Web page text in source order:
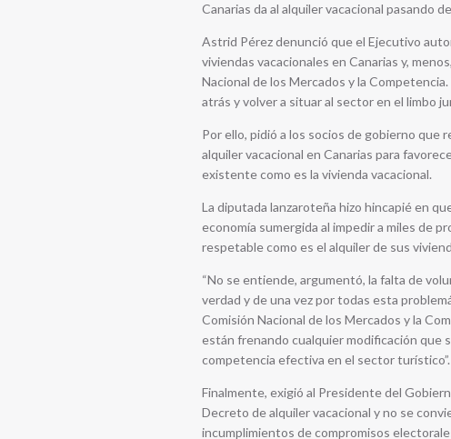
Canarias da al alquiler vacacional pasando
Astrid Pérez denunció que el Ejecutivo
viviendas vacacionales en Canarias y,
Nacional de los Mercados y la
atrás y volver a situar al sector en el limbo
Por ello, pidió a los socios de gobierno
alquiler vacacional en Canarias para
existente como es la vivienda vacacional.
La diputada lanzaroteña hizo hincapié en
economía sumergida al impedir a miles de
respetable como es el alquiler de sus
“No se entiende, argumentó, la falta de
verdad y de una vez por todas esta
Comisión Nacional de los Mercados y la
están frenando cualquier modificación que
competencia efectiva en el sector turístico”.
Finalmente, exigió al Presidente del
Decreto de alquiler vacacional y no se
incumplimientos de compromisos